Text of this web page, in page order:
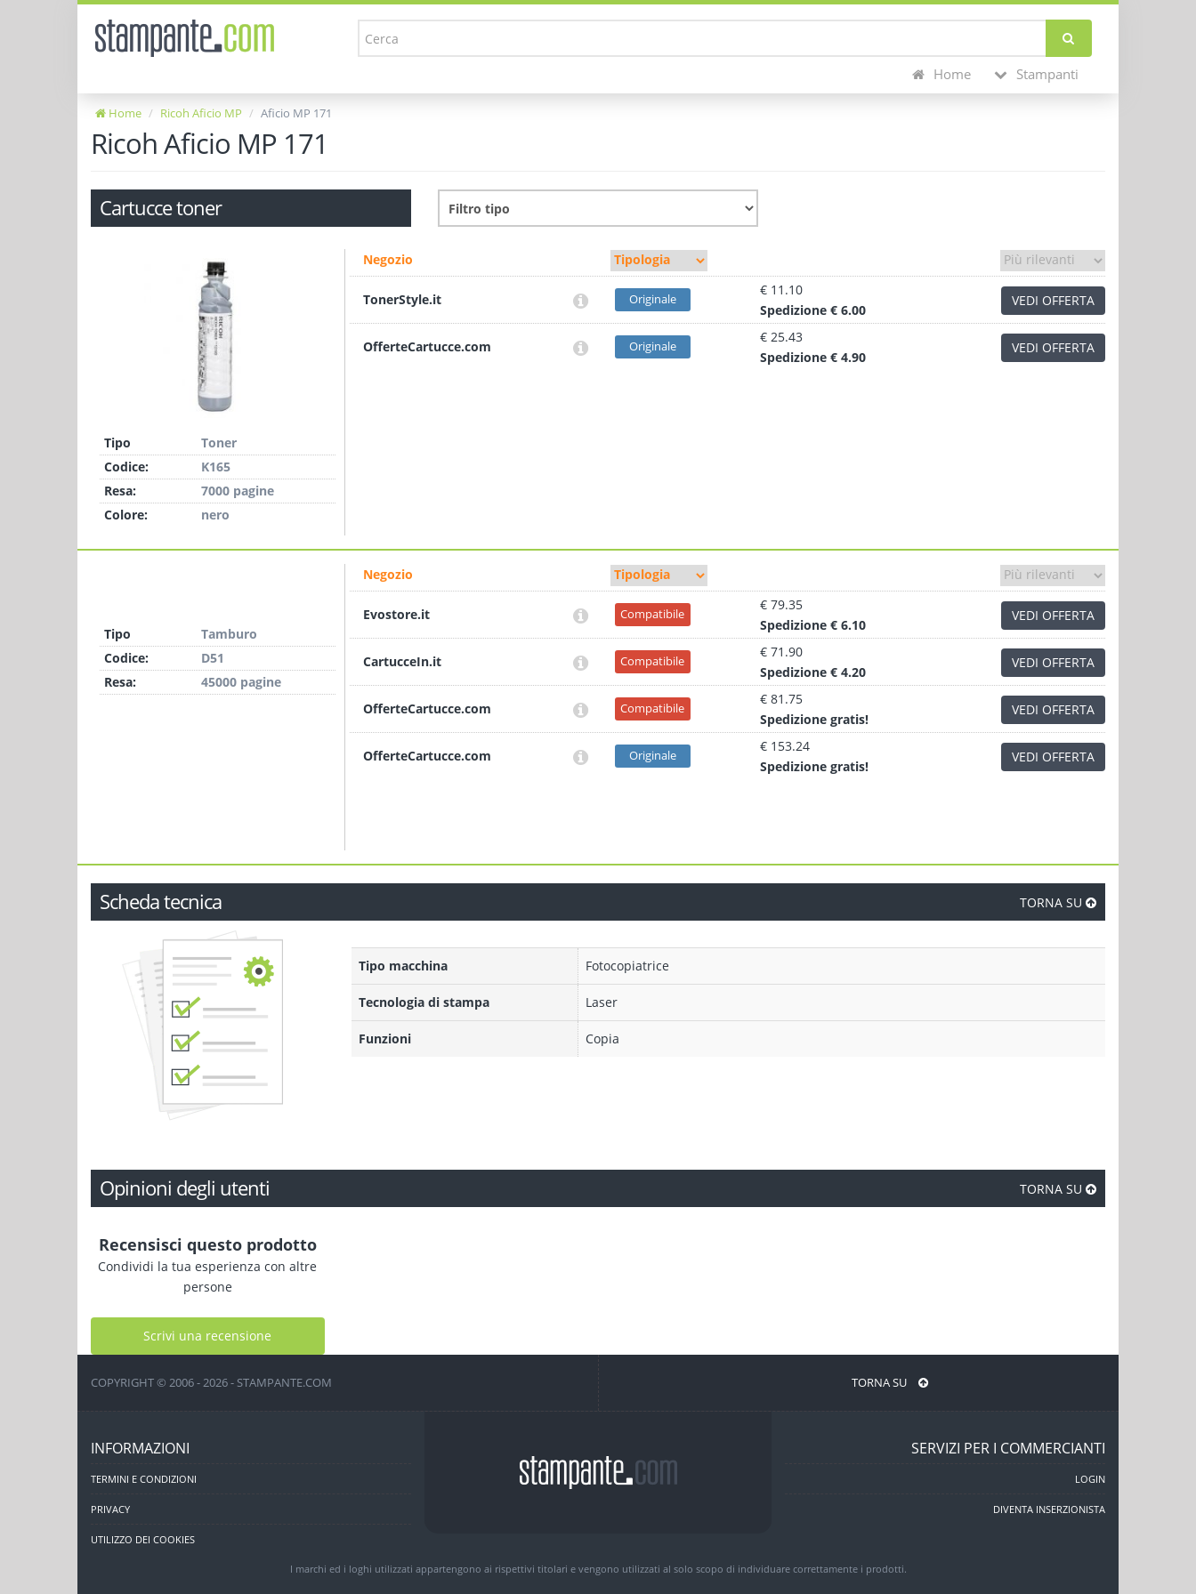
Home Stampanti
Home Ricoh Aficio MP Aficio MP 171
Ricoh Aficio MP 171
Cartucce toner
Tipo
Toner
Codice:
K165
Resa:
7000 pagine
Colore:
nero
Negozio
TonerStyle.it Originale
€ 11.10
Spedizione € 6.00
VEDI OFFERTA
OfferteCartucce.com Originale
€ 25.43
Spedizione € 4.90
VEDI OFFERTA
Tipo
Tamburo
Codice:
D51
Resa:
45000 pagine
Negozio
Evostore.it Compatibile
€ 79.35
Spedizione € 6.10
VEDI OFFERTA
CartucceIn.it Compatibile
€ 71.90
Spedizione € 4.20
VEDI OFFERTA
OfferteCartucce.com Compatibile
€ 81.75
Spedizione gratis!
VEDI OFFERTA
OfferteCartucce.com Originale
€ 153.24
Spedizione gratis!
VEDI OFFERTA
Scheda tecnica TORNA SU
Tipo macchina Fotocopiatrice
Tecnologia di stampa Laser
Funzioni Copia
Opinioni degli utenti TORNA SU
Recensisci questo prodotto
Condividi la tua esperienza con altre
persone
Scrivi una recensione
COPYRIGHT © 2006 - 2026 - STAMPANTE.COM TORNA SU
INFORMAZIONI
TERMINI E CONDIZIONI
PRIVACY
UTILIZZO DEI COOKIES
SERVIZI PER I COMMERCIANTI
LOGIN
DIVENTA INSERZIONISTA
I marchi ed i loghi utilizzati appartengono ai rispettivi titolari e vengono utilizzati al solo scopo di individuare correttamente i prodotti.